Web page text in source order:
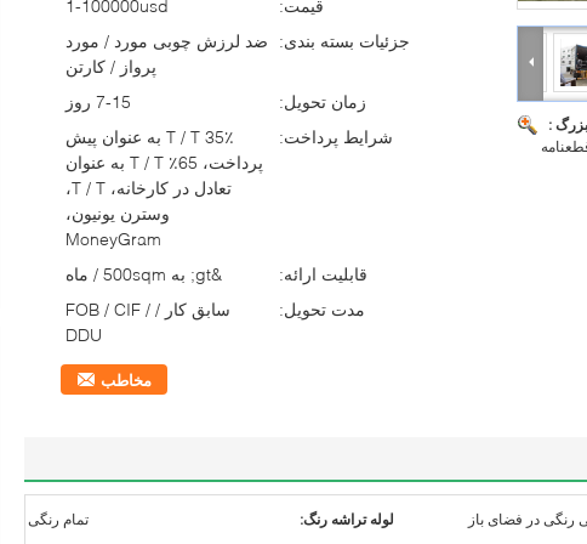
:
قیمت:
1-100000usd
جزئیات بسته بندی:
ضد لرزش چوبی مورد / مورد
پرواز / کارتن
زمان تحویل:
7-15 روز
شرایط پرداخت:
35٪ T / T به عنوان پیش
پرداخت، 65٪ T / T به عنوان
تعادل در کارخانه، T / T،
وسترن یونیون،
MoneyGram
قابلیت ارائه:
&gt; به 500sqm / ماه
مدت تحویل:
سابق کار / FOB / CIF /
DDU
مخاطب
رنگی در فضای باز لوله تراشه رنگ: تمام رنگی